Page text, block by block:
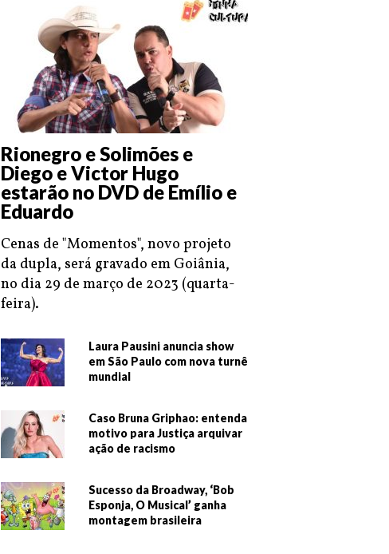
Rionegro e Solimões e
Diego e Victor Hugo
estarão no DVD de Emílio e
Eduardo
Cenas de "Momentos", novo projeto
da dupla, será gravado em Goiânia,
no dia 29 de março de 2023 (quarta-
feira).
Laura Pausini anuncia show
em São Paulo com nova turnê
mundial
Caso Bruna Griphao: entenda
motivo para Justiça arquivar
ação de racismo
Sucesso da Broadway, ‘Bob
Esponja, O Musical’ ganha
montagem brasileira